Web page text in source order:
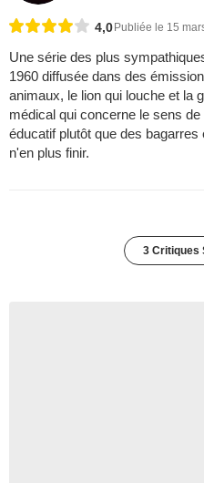
4,0 Publiée le 15
Une série des plus
1960 diffusée dans des
animaux, le lion qui louche et la
médical qui concerne le sens
éducatif plutôt que des
n'en plus finir.
3 Critiques